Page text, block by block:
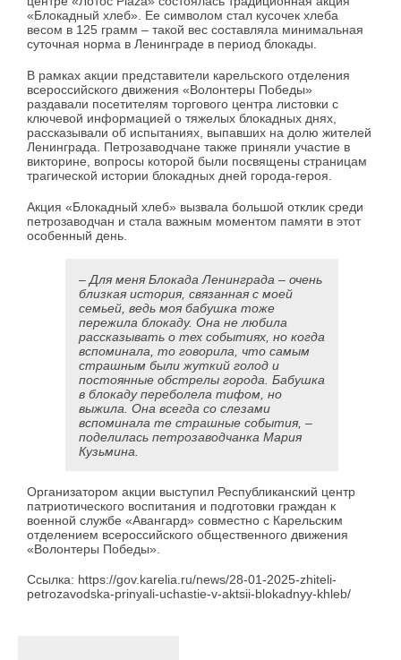
«Блокадный хлеб» . Ее символом стал кусочек хлеба
весом в 125 грамм – такой вес составляла минимальная
суточная норма в Ленинграде в период блокады.
В рамках акции представители карельского отделения
всероссийского движения «Волонтеры Победы»
раздавали посетителям торгового центра листовки с
ключевой информацией о тяжелых блокадных днях,
рассказывали об испытаниях, выпавших на долю жителей
Ленинграда. Петрозаводчане также приняли участие в
викторине, вопросы которой были посвящены страницам
трагической истории блокадных дней города-героя.
Акция «Блокадный хлеб» вызвала большой отклик среди
петрозаводчан и стала важным моментом памяти в этот
особенный день.
– Для меня Блокада Ленинграда – очень
близкая история, связанная с моей
семьей, ведь моя бабушка тоже
пережила блокаду. Она не любила
рассказывать о тех событиях, но когда
вспоминала, то говорила, что самым
страшным были жуткий голод и
постоянные обстрелы города. Бабушка
в блокаду переболела тифом, но
выжила. Она всегда со слезами
вспоминала те страшные события, –
поделилась петрозаводчанка Мария
Кузьмина.
Организатором акции выступил Республиканский центр
патриотического воспитания и подготовки граждан к
военной службе «Авангард» совместно с Карельским
отделением всероссийского общественного движения
«Волонтеры Победы».
Ссылка: https://gov.karelia.ru/news/28-01-2025-zhiteli-
petrozavodska-prinyali-uchastie-v-aktsii-blokadnyy-khleb/